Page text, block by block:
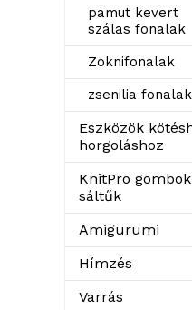
pamut kevert
szálas fonalak
Zoknifonalak
zsenilia fonalak
Eszközök
horgoláshoz
KnitPro
sáltűk
Amigurumi
Hímzés
Varrás